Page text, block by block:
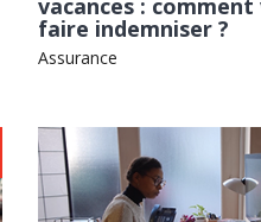
faire indemniser ?
Assurance